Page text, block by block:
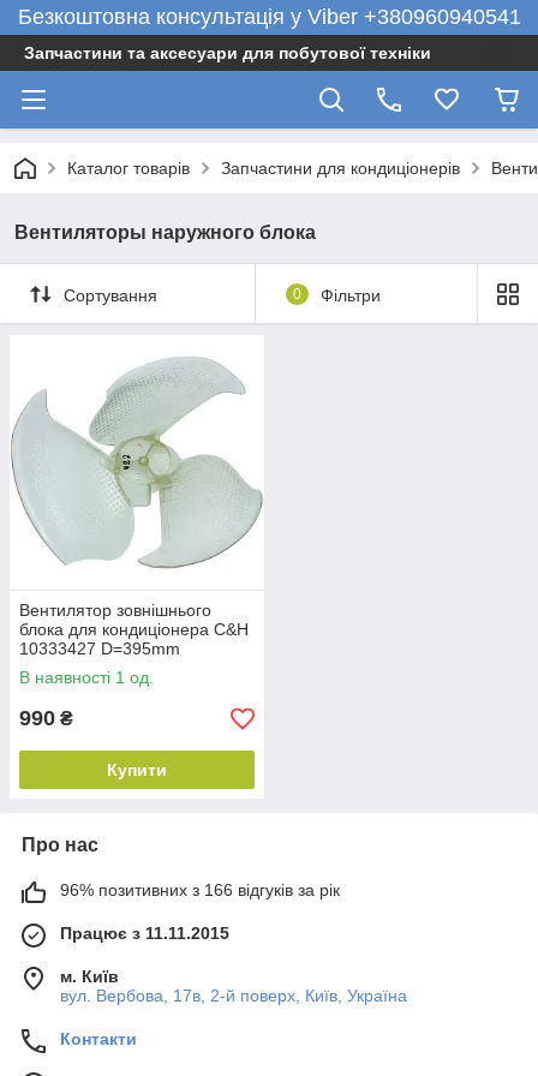
Безкоштовна консультація у Viber +380960940541
Запчастини та аксесуари для побутової техніки
Каталог товарів Запчастини для кондиціонерів
Вентиляторы наружного блока
Сортування 0 Фільтри
Вентилятор зовнішнього
блока для кондиціонера C&H
10333427 D=395mm
H=125mm D штока = 7mm
В наявності 1 од.
990 ₴
Купити
Про нас
96% позитивних з 166 відгуків за рік
Працює з 11.11.2015
м. Київ
вул. Вербова, 17в, 2-й поверх, Київ, Україна
Контакти